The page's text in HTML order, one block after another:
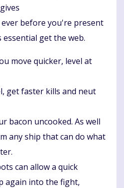
before you're present
essential get the web.
move quicker, level at
get faster kills and neut
bacon uncooked. As well
any ship that can do what
can allow a quick
again into the fight,